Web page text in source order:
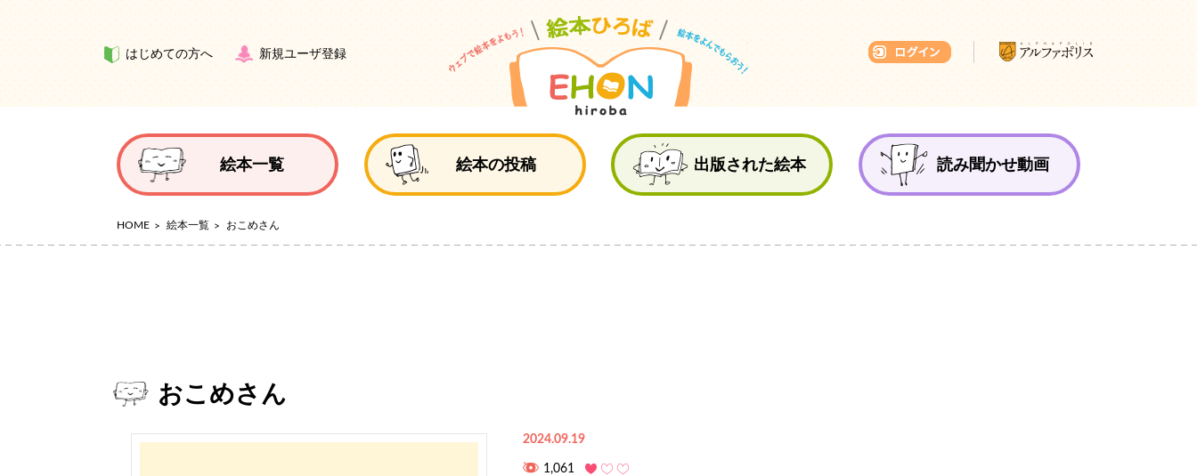
はじめての方へ 新規ユーザ登録
絵本一覧 絵本の投稿 出版された絵本 読み聞かせ動画
HOME 絵本一覧 おこめさん
おこめさん
2024.09.19
1,061